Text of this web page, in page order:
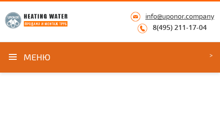
info@uponor.company
8(495) 211-17-04
МЕНЮ